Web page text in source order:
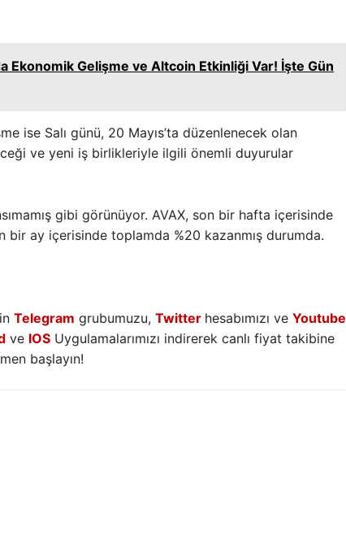
Ekonomik Gelişme ve Altcoin Etkinliği Var! İşte Gün
ise Salı günü, 20 Mayıs’ta düzenlenecek olan
ve yeni iş birlikleriyle ilgili önemli duyurular
gibi görünüyor. AVAX, son bir hafta içerisinde
ay içerisinde toplamda %20 kazanmış durumda.
Telegram grubumuzu, Twitter hesabımızı ve Youtube
ve IOSUygulamalarımızı indirerek canlı fiyat takibine
başlayın!